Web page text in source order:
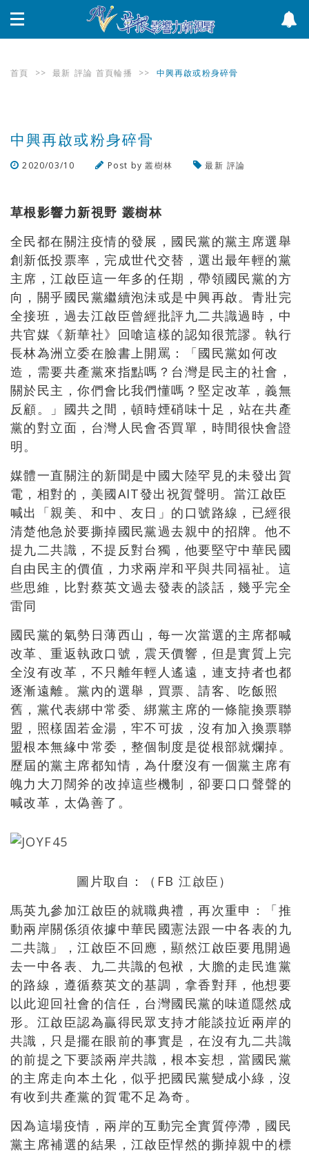
首頁 >> 最新 評論 首頁輪播 >> 中興再啟或粉身碎骨
中興再啟或粉身碎骨
2020/03/10 Post by叢樹林 最新 評論
草根影響力新視野 叢樹林
全民都在關注疫情的發展，國民黨的黨主席選舉
創新低投票率，完成世代交替，選出最年輕的黨
主席，江啟臣這一年多的任期，帶領國民黨的方
向，關乎國民黨繼續泡沬或是中興再啟。青壯完
全接班，過去江啟臣曾經批評九二共識過時，中
共官媒《新華社》回嗆這樣的認知很荒謬。執行
長林為洲立委在臉書上開罵：
「國民黨如何改
造，需要共產黨來指點嗎？台灣是民主的社會，
關於民主，你們會比我們懂嗎？堅定改革，義無
反顧。」國共之間 ， 頓時煙硝味十足 ，站在共產
黨的對立面，台灣人民會否買單，時間很快會證
明。
媒體一直關注的新聞是中國大陸罕見的未發出賀
電，相對的，美國AIT發出祝賀聲明。當江啟臣
喊出「親美、和中、友日」的口號路線，已經很
清楚他急於要撕掉國民黨過去親中的招牌。他不
提九二共識，不提反對台獨，他要堅守中華民國
自由民主的價值，力求兩岸和平與共同福祉。這
些思維，比對蔡英文過去發表的談話，幾乎完全
雷同
國民黨的氣勢日薄西山，每一次當選的主席都喊
改革、重返執政口號，震天價響，但是實質上完
全沒有改革，不只離年輕人遙遠，連支持者也都
逐漸遠離。黨內的選舉，買票、請客、吃飯照
舊，黨代表綁中常委、綁黨主席的一條龍換票聯
盟，照樣固若金湯，牢不可拔，沒有加入換票聯
盟根本無緣中常委，整個制度是從根部就爛掉。
歷屆的黨主席都知情，為什麼沒有一個黨主席有
魄力大刀闊斧的改掉這些機制，卻要口口聲聲的
喊改革，太偽善了。
圖片取自：（FB江啟臣 ）
馬英九參加江啟臣的就職典禮，再次重申：「推
動兩岸關係須依據中華民國憲法跟一中各表的九
二共識」，江啟臣不回應，顯然江啟臣要甩開過
去一中各表、九二共識的包袱，大膽的走民進黨
的路線，遵循蔡英文的基調，拿香對拜，他想要
以此迎回社會的信任，台灣國民黨的味道隱然成
形。江啟臣認為贏得民眾支持才能談拉近兩岸的
共識，只是擺在眼前的事實是，在沒有九二共識
的前提之下要談兩岸共識，根本妄想，當國民黨
的主席走向本土化，似乎把國民黨變成小綠，沒
有收到共產黨的賀電不足為奇。
因為這場疫情，兩岸的互動完全實質停滯，國民
黨主席補選的結果，江啟臣悍然的撕掉親中的標